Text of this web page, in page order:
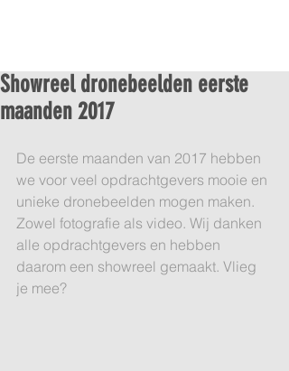
Showreel dronebeelden eerste
maanden 2017
De eerste maanden van 2017 hebben
we voor veel opdrachtgevers mooie en
unieke dronebeelden mogen maken.
Zowel fotografie als video. Wij danken
alle opdrachtgevers en hebben
daarom een showreel gemaakt. Vlieg
je mee?